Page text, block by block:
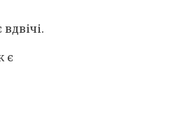
є